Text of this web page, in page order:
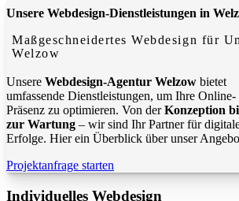
Unsere Webdesign-Dienstleistungen in
Maßgeschneidertes Webdesign für
Welzow
Unsere Webdesign-Agentur Welzow bietet
umfassende Dienstleistungen, um Ihre Online-
Präsenz zu optimieren. Von derKonzeption
zur Wartung – wir sind Ihr Partner für
Erfolge. Hier ein Überblick über unser
Projektanfrage starten
Individuelles Webdesign